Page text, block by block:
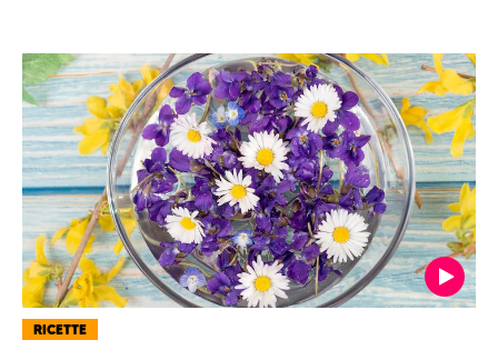
RICETTE